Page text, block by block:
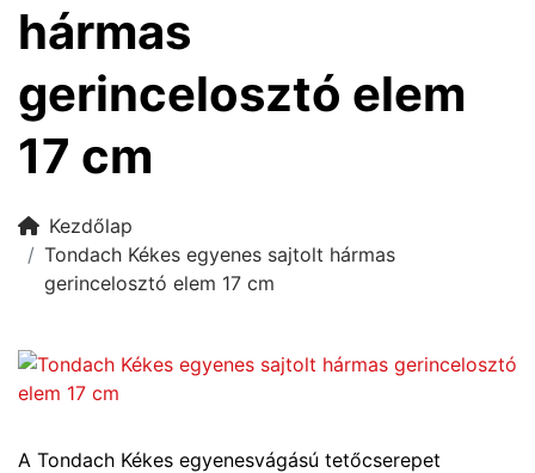
hármas
gerincelosztó elem
17 cm
Kezdőlap
Tondach Kékes egyenes sajtolt hármas
gerincelosztó elem 17 cm
A Tondach Kékes egyenesvágású tetőcserepet